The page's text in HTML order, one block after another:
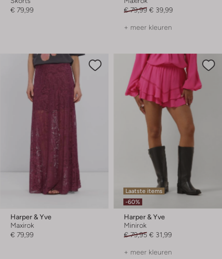
€ 79,99
€ 79,99 € 39,99
+ meer kleuren
Harper & Yve
Maxirok
€ 79,99
Laatste items
-60%
Harper & Yve
Minirok
€ 79,95 € 31,99
+ meer kleuren